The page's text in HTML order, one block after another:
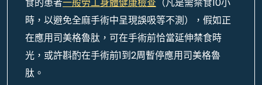
時，以避免全麻手術中呈現誤吸等不測），假如正
在應用司美格魯肽，可在手術前恰當延伸禁食時
光，或許斟酌在手術前1到2周暫停應用司美格魯
肽。